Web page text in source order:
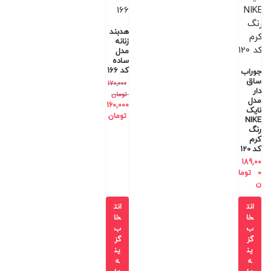
جوراب
ساق
دار
مدل
نایک
NIKE
رنگ
کرم
کد 120
189,00
0
توما
ن
انت
خا
ب
گز
ین
ه
هدبند
زنانه
مدل
ساده
کد 166
170,000
تومان
160,000
تومان
انت
خا
ب
گز
ین
ه